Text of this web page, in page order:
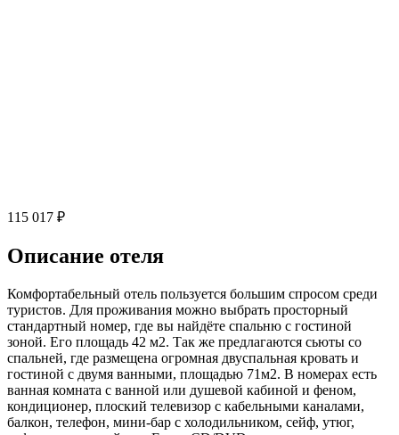
115 017 ₽
Описание отеля
Комфортабельный отель пользуется большим спросом среди
туристов. Для проживания можно выбрать просторный
стандартный номер, где вы найдёте спальню с гостиной
зоной. Его площадь 42 м2. Так же предлагаются сьюты со
спальней, где размещена огромная двуспальная кровать и
гостиной с двумя ванными, площадью 71м2. В номерах есть
ванная комната с ванной или душевой кабиной и феном,
кондиционер, плоский телевизор с кабельными каналами,
балкон, телефон, мини-бар с холодильником, сейф, утюг,